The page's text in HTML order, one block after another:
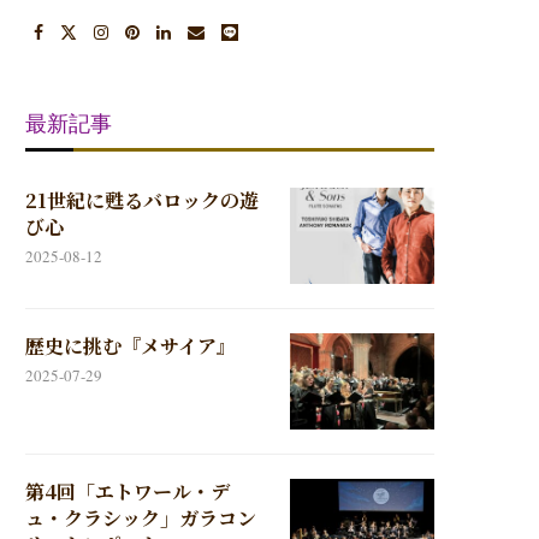
最新記事
21世紀に甦るバロックの遊
び心
2025-08-12
歴史に挑む『メサイア』
2025-07-29
第4回「エトワール・デ
ュ・クラシック」ガラコン